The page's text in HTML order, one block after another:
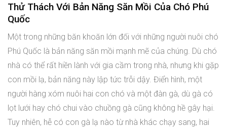
Thử Thách Với Bản Năng Săn Mồi Của Chó Phú
Quốc
Một trong những băn khoăn lớn đối với những người nuôi chó
Phú Quốc là bản năng săn mồi mạnh mẽ của chúng. Dù chó
nhà có thể rất hiền lành với gia cầm trong nhà, nhưng khi gặp
con mồi lạ, bản năng này lập tức trỗi dậy. Điển hình, một
người hàng xóm nuôi hai con chó và một đàn gà, dù gà có
lọt lưới hay chó chui vào chuồng gà cũng không hề gây hại.
Tuy nhiên, hễ có con gà lạ nào từ nhà khác chạy sang, hai